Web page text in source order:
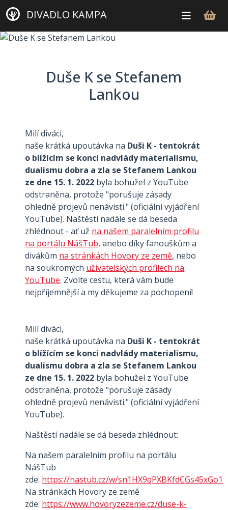
DIVADLO KAMPA
Duše K se Stefanem
Lankou
Milí diváci,
naše krátká upoutávka na Duši K - tentokrát
o blížícím se konci nadvlády materialismu,
dualismu dobra a zla se Stefanem Lankou
ze dne 15. 1. 2022 byla bohužel z YouTube
odstraněna, protože "porušuje zásady
ohledně projevů nenávisti." (oficiální vyjádření
YouTube). Naštěstí nadále se dá beseda
zhlédnout - ať už na našem paralelním profilu
na portálu NášTub, anebo díky fanouškům a
divákům na stránkách Hovory ze země, nebo
na soukromých uživatelských profilech na
YouTube. Zvolte cestu, která vám bude
nejpříjemnější a my děkujeme za pochopení!
Milí diváci,
naše krátká upoutávka na Duši K - tentokrát
o blížícím se konci nadvlády materialismu,
dualismu dobra a zla se Stefanem Lankou
ze dne 15. 1. 2022 byla bohužel z YouTube
odstraněna, protože "porušuje zásady
ohledně projevů nenávisti." (oficiální vyjádření
YouTube).
Naštěstí nadále se dá beseda zhlédnout:
Na našem paralelním profilu na portálu
NášTub
zde: https://nastub.cz/w/sn1HX9qPXBKfdCGs45xGo1
Na stránkách Hovory ze země
zde: https://www.hovoryzezeme.cz/duse-k-